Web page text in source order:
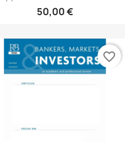
50,00 €
favorite_border